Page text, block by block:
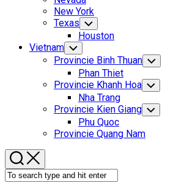
New York
Texas Toggle
Child
Menu
Houston
Vietnam Toggle
Child
Menu
Provincie Binh Thuan Toggle
Child
Menu
Phan Thiet
Provincie Khanh Hoa Toggle
Child
Menu
Nha Trang
Provincie Kien Giang Toggle
Child
Phu Quoc
Provincie Quang Nam